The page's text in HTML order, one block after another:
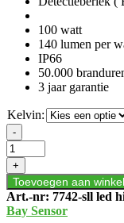
100 watt
140 lumen per
IP66
50.000
3 jaar garantie
Kelvin:
LED
HIGH
BAY
200
WATT
DIMBAAR
MET
-
+
Toevoegen aan
Art.-nr: 7742-sll led
Bay Sensor